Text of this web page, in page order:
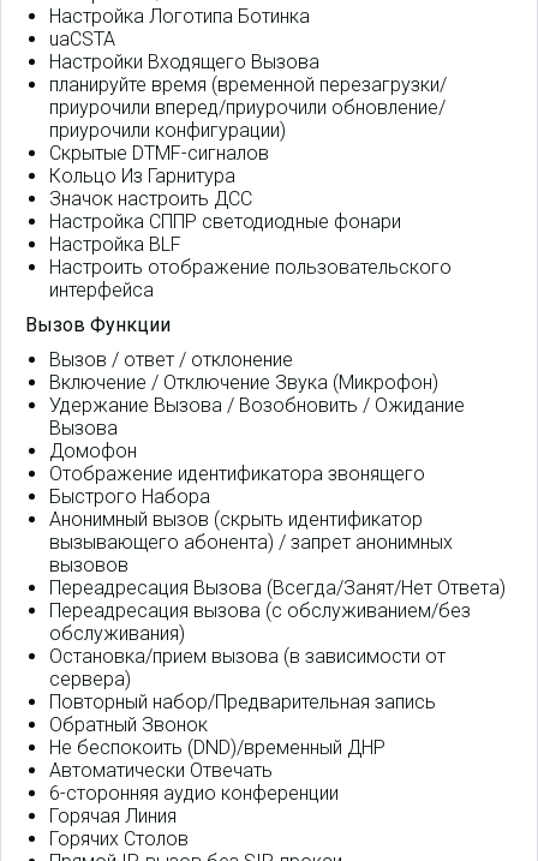
Настройка Логотипа Ботинка
uaCSTA
Настройки Входящего Вызова
планируйте время (временной перезагрузки/
приурочили вперед/приурочили обновление/
приурочили конфигурации)
Скрытые DTMF-сигналов
Кольцо Из Гарнитура
Значок настроить ДСС
Настройка СППР светодиодные фонари
Настройка BLF
Настроить отображение пользовательского
интерфейса
Вызов Функции
Вызов / ответ / отклонение
Включение / Отключение Звука (Микрофон)
Удержание Вызова / Возобновить / Ожидание
Вызова
Домофон
Отображение идентификатора звонящего
Быстрого Набора
Анонимный вызов (скрыть идентификатор
вызывающего абонента) / запрет анонимных
вызовов
Переадресация Вызова (Всегда/Занят/Нет Ответа)
Переадресация вызова (с обслуживанием/без
обслуживания)
Остановка/прием вызова (в зависимости от
сервера)
Повторный набор/Предварительная запись
Обратный Звонок
Не беспокоить (DND)/временный ДНР
Автоматически Отвечать
6-сторонняя аудио конференции
Горячая Линия
Горячих Столов